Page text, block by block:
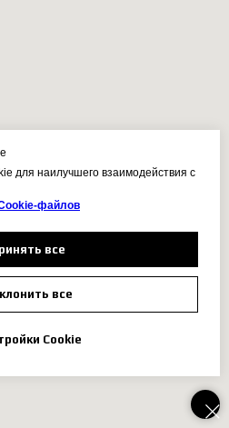
для наилучшего взаимодействия с
файлов
все
все
Cookie